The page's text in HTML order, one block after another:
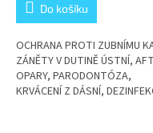
Do košíku
OCHRANA PROTI ZUBNÍMU
ZÁNĚTY V DUTINĚ ÚSTNÍ,
OPARY, PARODONTÓZA,
KRVÁCENÍ Z DÁSNÍ,